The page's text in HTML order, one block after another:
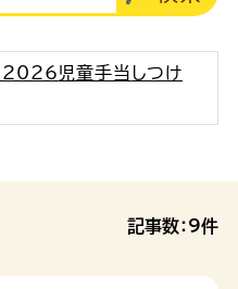
2026児童手当 しつけ
記事数：9件